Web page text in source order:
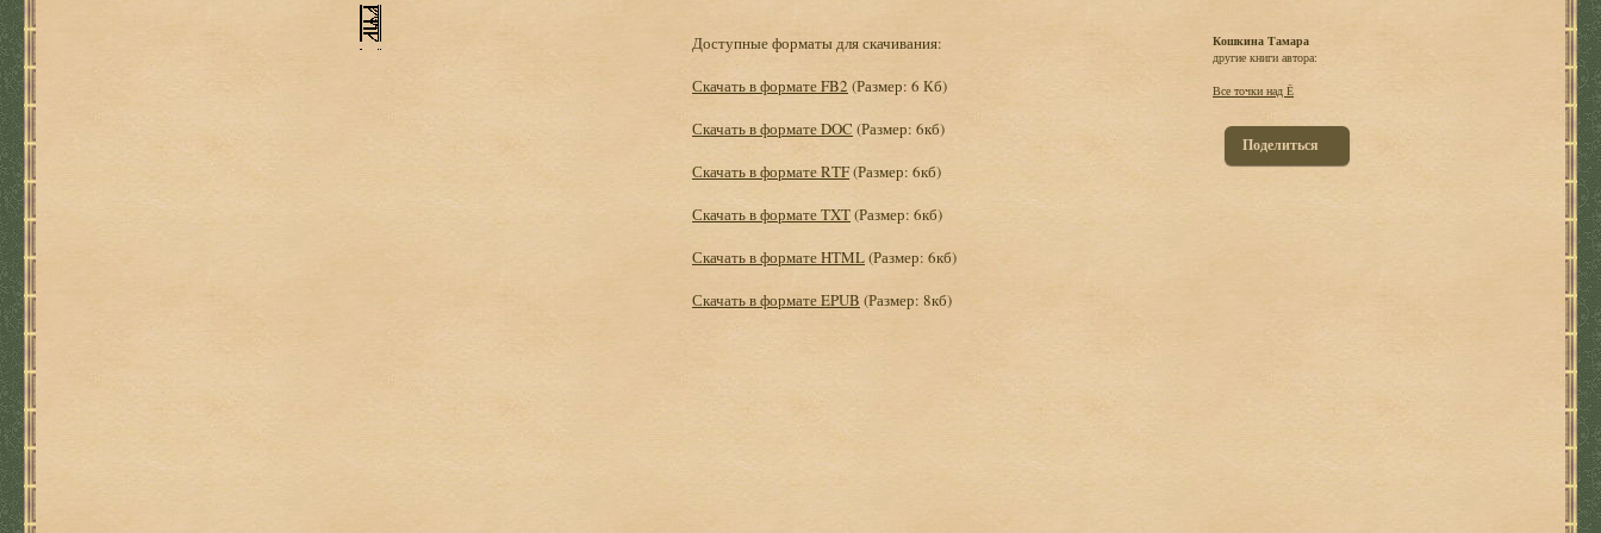
Доступные форматы для скачивания:
Скачать в формате FB2 (Размер: 6 Кб)
Скачать в формате DOC (Размер: 6кб)
Скачать в формате RTF(Размер: 6кб)
Скачать в формате TXT(Размер: 6кб)
Скачать в формате HTML(Размер: 6кб)
Скачать в формате EPUB (Размер: 8кб)
Кошкина Тамара
другие книги автора:
Все точки над Ё
Поделиться